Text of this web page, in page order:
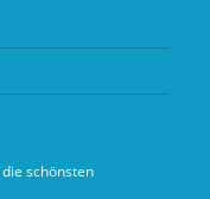
schönsten